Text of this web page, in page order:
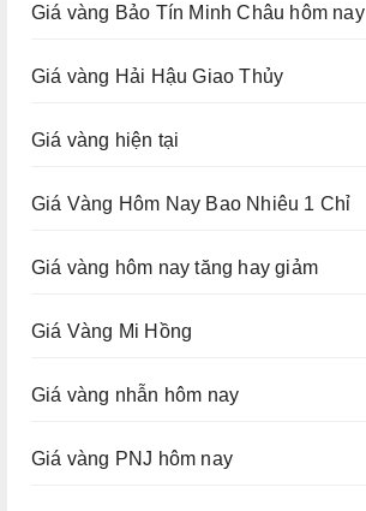
Giá vàng Bảo Tín Minh Châu hôm nay
Giá vàng Hải Hậu Giao Thủy
Giá vàng hiện tại
Giá Vàng Hôm Nay Bao Nhiêu 1 Chỉ
Giá vàng hôm nay tăng hay giảm
Giá Vàng Mi Hồng
Giá vàng nhẫn hôm nay
Giá vàng PNJ hôm nay